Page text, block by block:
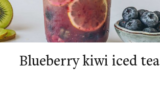
Blueberry kiwi iced tea